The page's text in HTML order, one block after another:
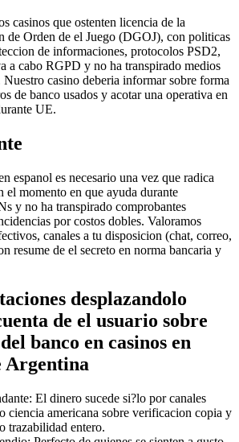
casinos que ostenten licencia de la
de Orden de el Juego (DGOJ), con politicas
de informaciones, protocolos PSD2,
a cabo RGPD y no ha transpirado medios
casino deberia informar sobre forma
de banco usados y acotar una operativa en
UE.
espanol es necesario una vez que radica
el momento en que ayuda durante
y no ha transpirado comprobantes
por costos dobles. Valoramos
canales a tu disposicion (chat, correo,
resume de el secreto en norma bancaria y
desplazandolo
de el usuario sobre
banco en casinos en
Argentina
El dinero sucede si?lo por canales
ciencia americana sobre verificacion copia y
trazabilidad entero.